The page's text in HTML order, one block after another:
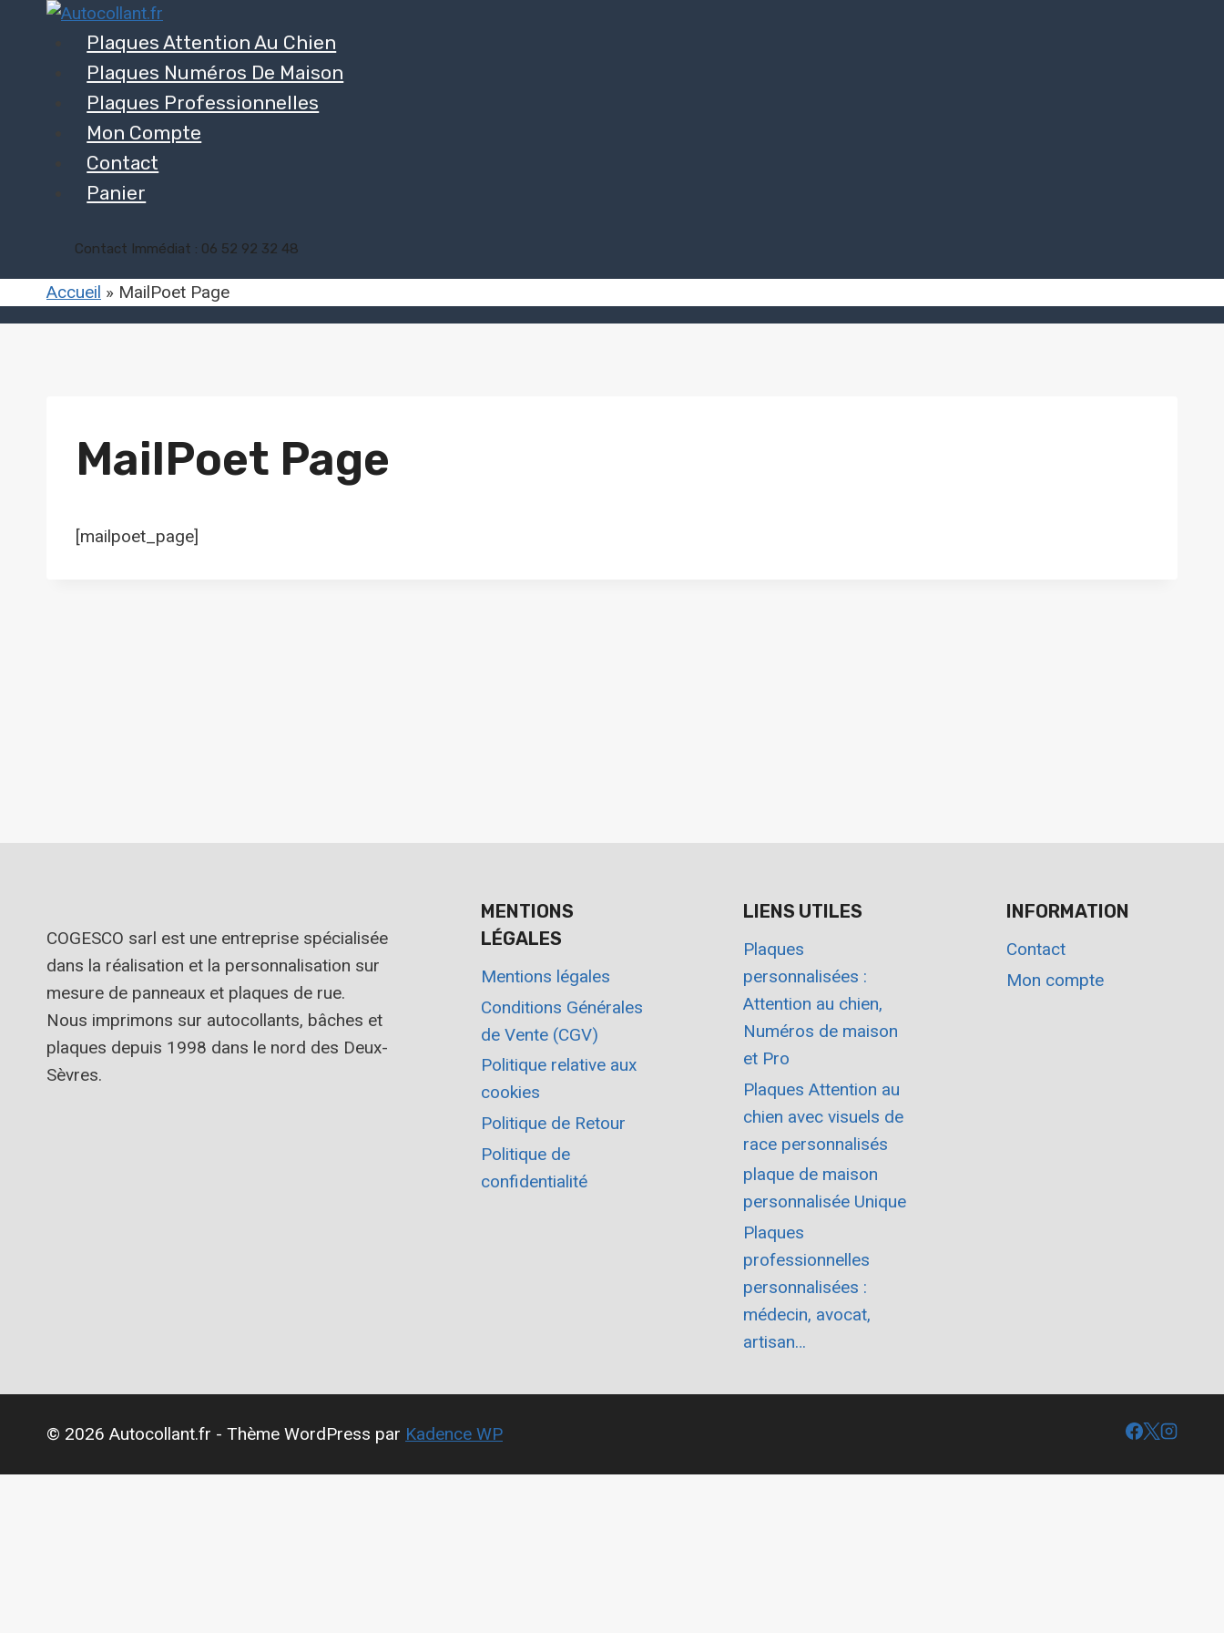
Plaques Attention Au Chien
Plaques Numéros De Maison
Plaques Professionnelles
Mon Compte
Contact
Panier
Contact Immédiat : 06 52 92 32 48
Accueil » MailPoet Page
MailPoet Page
[mailpoet_page]
COGESCO sarl est une entreprise spécialisée
dans la réalisation et la personnalisation sur
mesure de panneaux et plaques de rue.
Nous imprimons sur autocollants, bâches et
plaques depuis 1998 dans le nord des Deux-
Sèvres.
MENTIONS
LÉGALES
Mentions légales
Conditions Générales
de Vente (CGV)
Politique relative aux
cookies
Politique de Retour
Politique de
confidentialité
LIENS UTILES
Plaques
personnalisées :
Attention au chien,
Numéros de maison
et Pro
Plaques Attention au
chien avec visuels de
race personnalisés
plaque de maison
personnalisée Unique
Plaques
professionnelles
personnalisées :
médecin, avocat,
artisan…
INFORMATION
Contact
Mon compte
© 2026 Autocollant.fr - Thème WordPress par Kadence WP